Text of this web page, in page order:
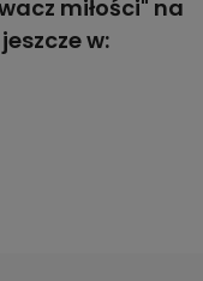
miłości" na
w: